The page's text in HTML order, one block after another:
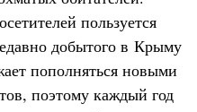
пользуется
добытого в Крыму
пополняться новыми
поэтому каждый год